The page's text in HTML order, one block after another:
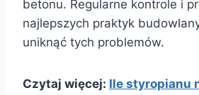
betonu. Regularne kontrole i
najlepszych praktyk
uniknąć tych problemów.
Czytaj więcej: Ile styropianu